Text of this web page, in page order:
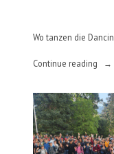
Wo tanzen die
Continue reading
„Ö3
–